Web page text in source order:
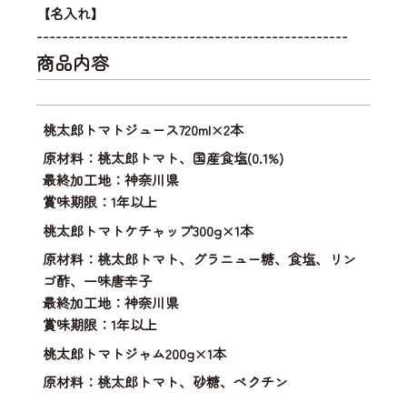
【名入れ】
-------------------------------------------------
商品内容
桃太郎トマトジュース720ml×2本
原材料：桃太郎トマト、国産食塩(0.1%)
最終加工地：神奈川県
賞味期限：1年以上
桃太郎トマトケチャップ300g×1本
原材料：桃太郎トマト、グラニュー糖、食塩、リン
ゴ酢、一味唐辛子
最終加工地：神奈川県
賞味期限：1年以上
桃太郎トマトジャム200g×1本
原材料：桃太郎トマト、砂糖、ペクチン